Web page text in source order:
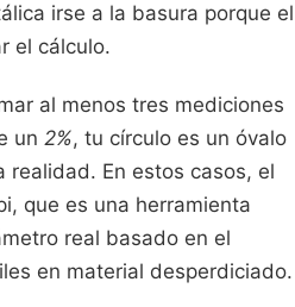
irse a la basura porque el
el cálculo.
al menos tres mediciones
un 2%, tu círculo es un óvalo
En estos casos, el
que es una herramienta
real basado en el
en material desperdiciado.